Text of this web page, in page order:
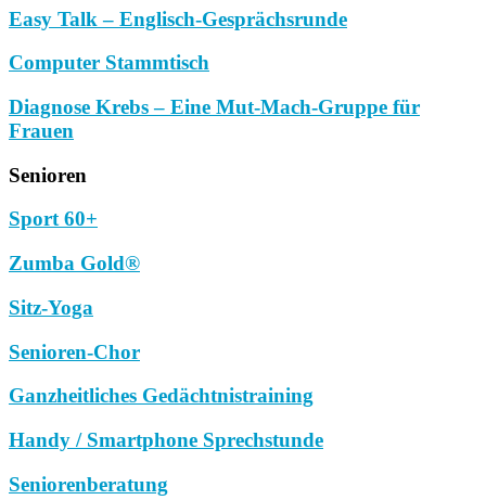
Easy Talk – Englisch-Gesprächsrunde
Computer Stammtisch
Diagnose Krebs – Eine Mut-Mach-Gruppe für
Frauen
Senioren
Sport 60+
Zumba Gold®
Sitz-Yoga
Senioren-Chor
Ganzheitliches Gedächtnistraining
Handy / Smartphone Sprechstunde
Seniorenberatung